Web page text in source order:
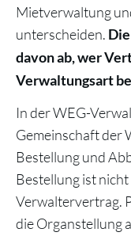
Mietverwaltung
unterscheiden.
davon ab, wer
Verwaltungsart
In der WEG-
Gemeinschaft der
Bestellung und
Bestellung ist
Verwaltervertrag.
die Organstellung